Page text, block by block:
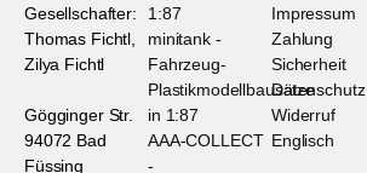
Gesellschafter:
Thomas Fichtl,
Zilya Fichtl
Gögginger Str.
94072 Bad
Füssing
1:87
minitank -
Fahrzeug-
Plastikmodellbausätze
in 1:87
AAA-COLLECT
-
Impressum
Zahlung
Sicherheit
Datenschutz
Widerruf
Englisch